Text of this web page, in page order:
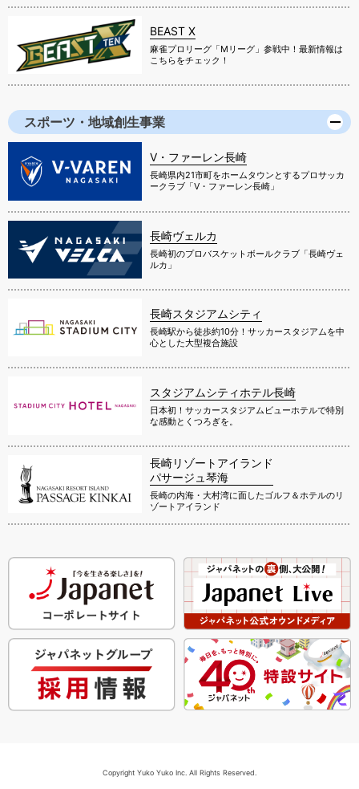
BEAST X
麻雀プロリーグ「Mリーグ」参戦中！最新情報は
こちらをチェック！
スポーツ・地域創生事業
V・ファーレン長崎
長崎県内21市町をホームタウンとするプロサッカ
ークラブ「V・ファーレン長崎」
長崎ヴェルカ
長崎初のプロバスケットボールクラブ「長崎ヴェ
ルカ」
長崎スタジアムシティ
長崎駅から徒歩約10分！サッカースタジアムを中
心とした大型複合施設
スタジアムシティホテル長崎
日本初！サッカースタジアムビューホテルで特別
な感動とくつろぎを。
長崎リゾートアイランド
パサージュ琴海
長崎の内海・大村湾に面したゴルフ＆ホテルのリ
ゾートアイランド
Copyright Yuko Yuko Inc. All Rights Reserved.